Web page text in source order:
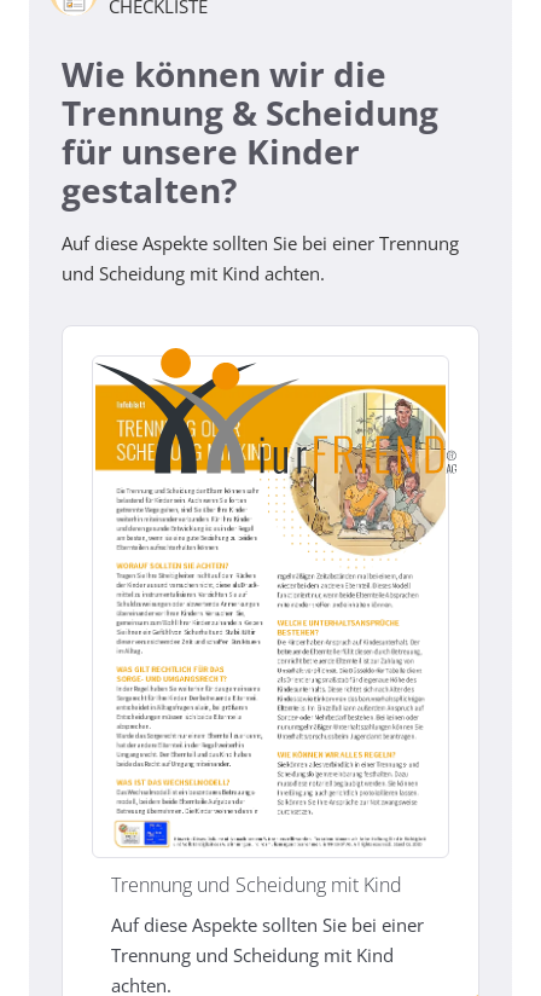
CHECKLISTE
Wie können wir die
Trennung & Scheidung
für unsere Kinder
gestalten?
Auf diese Aspekte sollten Sie bei einer Trennung
und Scheidung mit Kind achten.
Trennung und Scheidung mit Kind
Auf diese Aspekte sollten Sie bei einer
Trennung und Scheidung mit Kind
achten.